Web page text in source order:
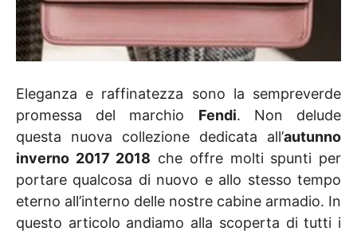
Eleganza e raffinatezza sono la sempreverde
promessa del marchio Fendi. Non delude
questa nuova collezione dedicata all’autunno
inverno 2017 2018 che offre molti spunti per
portare qualcosa di nuovo e allo stesso tempo
eterno all’interno delle nostre cabine armadio. In
questo articolo andiamo alla scoperta di tutti i